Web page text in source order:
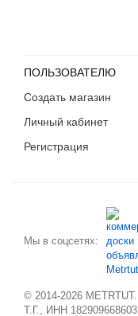
Красноярский край
Крым
Курганская область
Липецкая область
Магаданская область
Марий Эл
Москва
Московская область
ПОЛЬЗОВАТЕЛЮ
Создать магазин
Личный кабинет
Регистрация
Мы в соцсетях:
© 2014-2026
Т.Г., ИНН 182909668603 |